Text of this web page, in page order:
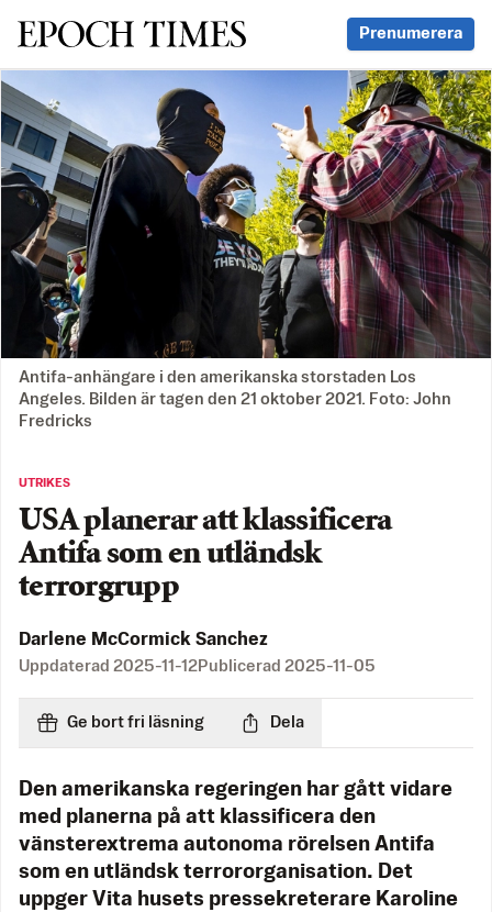
Svenska Epoch Times Prenumerera
Antifa-anhängare i den amerikanska storstaden Los
Angeles. Bilden är tagen den 21 oktober 2021. Foto: John
Fredricks
UTRIKES
USA planerar att klassificera
Antifa som en utländsk
terrorgrupp
Darlene McCormick Sanchez
Uppdaterad 2025-11-12 Publicerad 2025-11-05
Ge bort fri läsning Dela
Den amerikanska regeringen har gått vidare
med planerna på att klassificera den
vänsterextrema autonoma rörelsen Antifa
som en utländsk terrororganisation. Det
uppger Vita husets pressekreterare Karoline